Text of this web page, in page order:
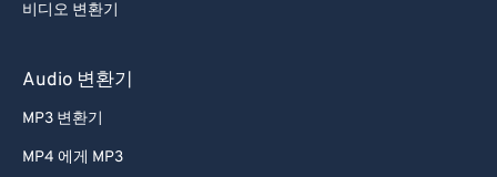
비디오 변환기
Audio 변환기
MP3 변환기
MP4 에게 MP3